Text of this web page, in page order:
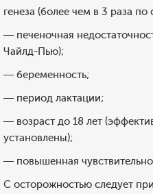
генеза (более чем в 3 раза
— печеночная
Чайлд-Пью);
— беременность;
— период лактации;
— возраст до 18 лет
установлены);
— повышенная
С осторожностью следует